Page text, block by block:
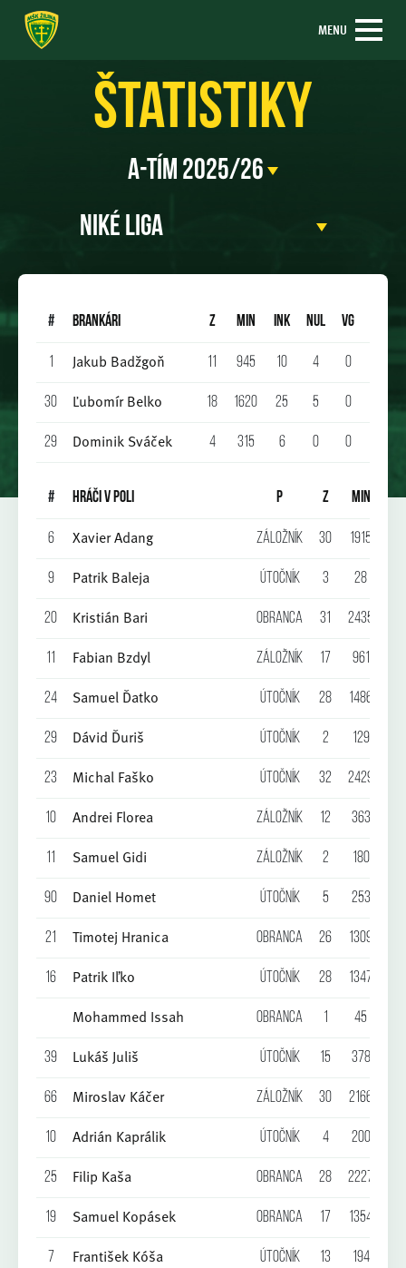
MENU
Štatistiky
# BRANKÁRI Z Min INK NUL VG
1 Jakub Badžgoň 11 945 10 4 0
30 Ľubomír Belko 18 1620 25 5 0
29 Dominik Sváček 4 315 6 0 0
# HRÁČI V POLI P Z MIN G
6 Xavier Adang Záložník 30 1915
9 Patrik Baleja Útočník 3 28
20 Kristián Bari Obranca 31 2435
11 Fabian Bzdyl Záložník 17 961
24 Samuel Ďatko Útočník 28 1486
29 Dávid Ďuriš Útočník 2 129
23 Michal Faško Útočník 32 2429
10 Andrei Florea Záložník 12 363
11 Samuel Gidi Záložník 2 180
90 Daniel Homet Útočník 5 253
21 Timotej Hranica Obranca 26 1309
16 Patrik Iľko Útočník 28 1347
Mohammed Issah Obranca 1 45
39 Lukáš Juliš Útočník 15 378
66 Miroslav Káčer Záložník 30 2166
10 Adrián Kaprálik Útočník 4 200
25 Filip Kaša Obranca 28 2227
19 Samuel Kopásek Obranca 17 1354
7 František Kóša Útočník 13 194